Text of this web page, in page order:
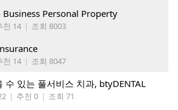
Business Personal Property
천 14 | 조회 8003
천 14 | 조회 8047
수 있는 풀서비스 치과, btyDENTAL
| 추천 0 | 조회 71